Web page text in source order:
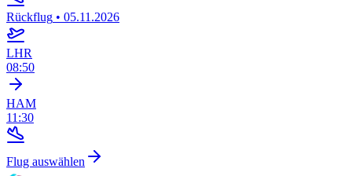
Rückflug • 05.11.2026
LHR
08:50
HAM
11:30
Flug auswählen